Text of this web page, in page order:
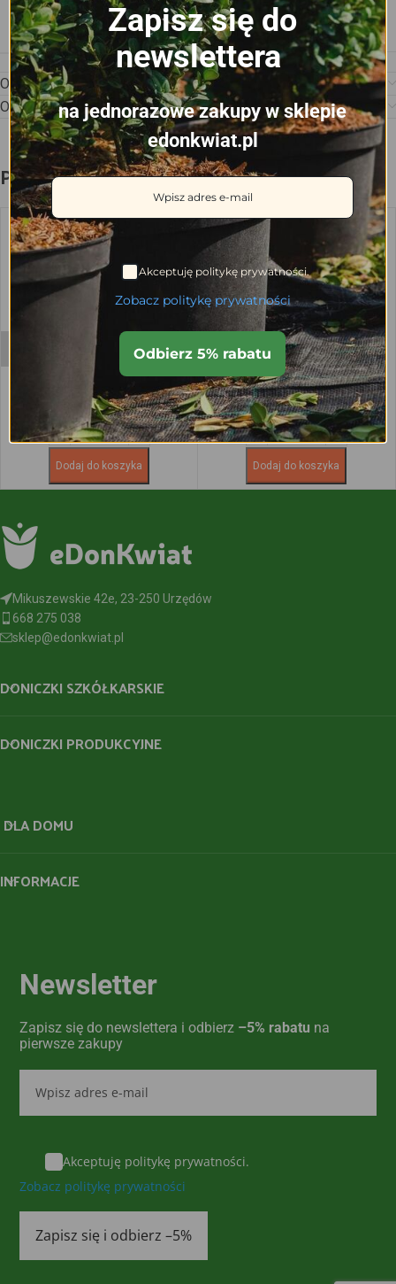
ŚREDNICA TYCZKI 8-10mm
Opis
Opinie (0)
Podobne produkty
Tyczki Bambusowe 105 cm, 8-10
mm
0.69zł
Dodaj do koszyka
Tyczki Bambusowe 120 cm, 12-
14 mm
1.03zł
Dodaj do koszyka
Mikuszewskie 42e, 23-250 Urzędów
668 275 038
sklep@edonkwiat.pl
DONICZKI SZKÓŁKARSKIE
DONICZKI PRODUKCYJNE
DLA DOMU
INFORMACJE
Newsletter
Zapisz się do newslettera i odbierz –5% rabatu na
pierwsze zakupy
Akceptuję politykę prywatności.
Zobacz politykę prywatności
Zapisz się i odbierz –5%
Zapisz się do
newslettera
na jednorazowe zakupy w sklepie
edonkwiat.pl
Akceptuję politykę prywatności.
Zobacz politykę prywatności
Odbierz 5% rabatu